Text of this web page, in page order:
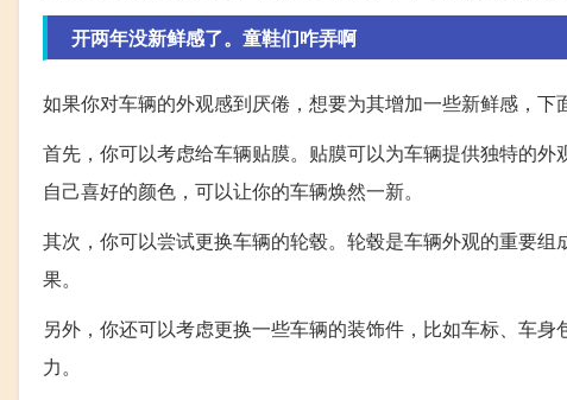
开两年没新鲜感了。童鞋们咋弄啊
如果你对车辆的外观感到厌倦，想要为其增加一些新鲜感，下
首先，你可以考虑给车辆贴膜。贴膜可以为车辆提供独特的
自己喜好的颜色，可以让你的车辆焕然一新。
其次，你可以尝试更换车辆的轮毂。轮毂是车辆外观的重要
果。
另外，你还可以考虑更换一些车辆的装饰件，比如车标、车
力。